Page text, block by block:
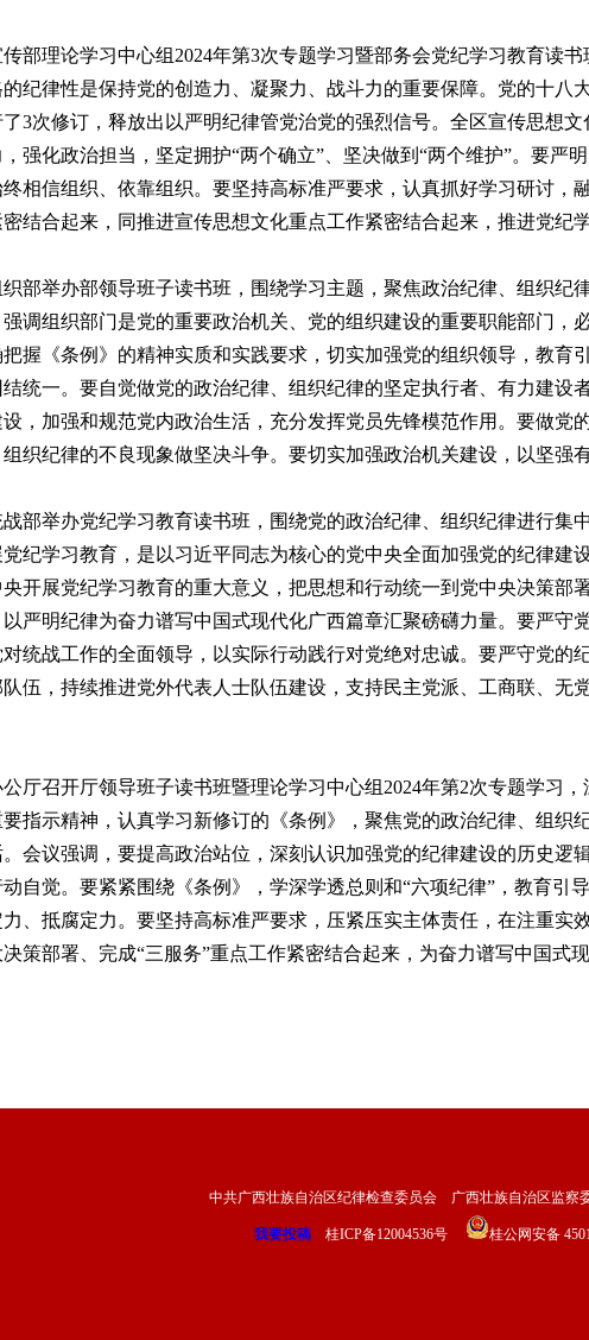
理论学习中心组2024年第3次专题学习暨部务会党纪学习教育读
纪律性是保持党的创造力、凝聚力、战斗力的重要保障。党的十
了3次修订，释放出以严明纪律管党治党的强烈信号。全区宣传思想
强化政治担当，坚定拥护“两个确立”、坚决做到“两个维护”。要严
相信组织、依靠组织。要坚持高标准严要求，认真抓好学习研讨
结合起来，同推进宣传思想文化重点工作紧密结合起来，推进党纪
举办部领导班子读书班，围绕学习主题，聚焦政治纪律、组织纪
调组织部门是党的重要政治机关、党的组织建设的重要职能部门
握《条例》的精神实质和实践要求，切实加强党的组织领导，教育
统一。要自觉做党的政治纪律、组织纪律的坚定执行者、有力建
，加强和规范党内政治生活，充分发挥党员先锋模范作用。要做
织纪律的不良现象做坚决斗争。要切实加强政治机关建设，以坚强
举办党纪学习教育读书班，围绕党的政治纪律、组织纪律进行集
纪学习教育，是以习近平同志为核心的党中央全面加强党的纪律
开展党纪学习教育的重大意义，把思想和行动统一到党中央决策
严明纪律为奋力谱写中国式现代化广西篇章汇聚磅礴力量。要严
统战工作的全面领导，以实际行动践行对党绝对忠诚。要严守党的
伍，持续推进党外代表人士队伍建设，支持民主党派、工商联、无
召开厅领导班子读书班暨理论学习中心组2024年第2次专题学习
指示精神，认真学习新修订的《条例》，聚焦党的政治纪律、组
会议强调，要提高政治站位，深刻认识加强党的纪律建设的历史逻
自觉。要紧紧围绕《条例》，学深学透总则和“六项纪律”，教育引
、抵腐定力。要坚持高标准严要求，压紧压实主体责任，在注重
策部署、完成“三服务”重点工作紧密结合起来，为奋力谱写中国式
中共广西壮族自治区纪律检查委员会 广西壮族自治区监
我要投稿 桂ICP备12004536号 桂公网安备